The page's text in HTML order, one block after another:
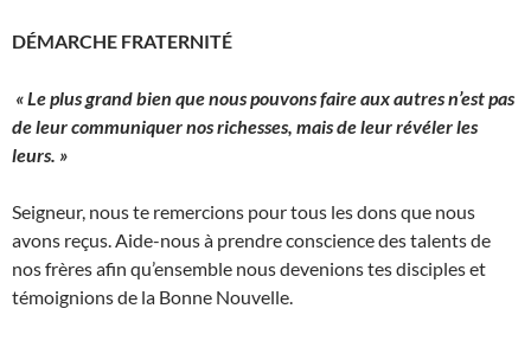
DÉMARCHE FRATERNITÉ
« Le plus grand bien que nous pouvons faire aux autres n’est pas
de leur com­muniquer nos richesses, mais de leur révéler les
leurs. »
Seigneur, nous te remercions pour tous les dons que nous
avons reçus. Aide-nous à prendre conscience des talents de
nos frères afin qu’ensemble nous devenions tes disciples et
témoignions de la Bonne Nouvelle.